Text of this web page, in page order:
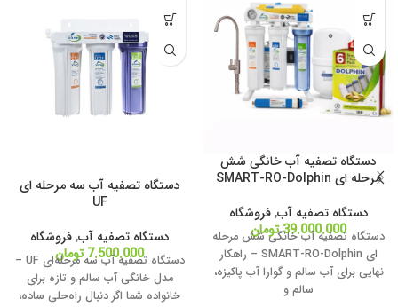
دستگاه تصفیه آب خانگی شش
مرحله ای SMART-RO-Dolphin
دستگاه تصفیه آب,فروشگاه
39.000.000تومان
دستگاه تصفیه آب خانگی شش مرحله
ای SMART-RO-Dolphin – راهکار
نهایی برای آب سالم و گوارا آب پاکیزه،
سالم و
دستگاه تصفیه آب سه مرحله ای
UF
دستگاه تصفیه آب,فروشگاه
7.500.000تومان
دستگاه تصفیه آب سه مرحله‌ای UF –
مدل خانگی آب سالم و تازه برای
خانواده شما اگر دنبال راه‌حلی ساده،